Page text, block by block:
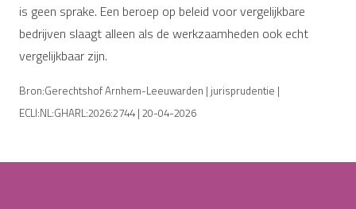
is geen sprake. Een beroep op beleid voor vergelijkbare
bedrijven slaagt alleen als de werkzaamheden ook echt
vergelijkbaar zijn.
Bron:Gerechtshof Arnhem-Leeuwarden | jurisprudentie |
ECLI:NL:GHARL:2026:2744 | 20-04-2026